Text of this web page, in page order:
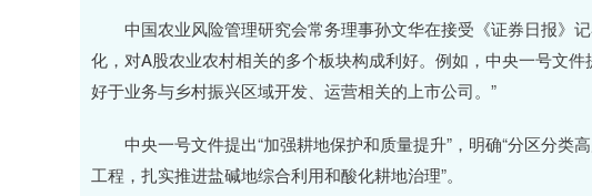
中国农业风险管理研究会常务理事孙文华在接受《证券日报》
化，对A股农业农村相关的多个板块构成利好。例如，中央一号文件
好于业务与乡村振兴区域开发、运营相关的上市公司。”
中央一号文件提出“加强耕地保护和质量提升”，明确“分区分类
工程，扎实推进盐碱地综合利用和酸化耕地治理”。